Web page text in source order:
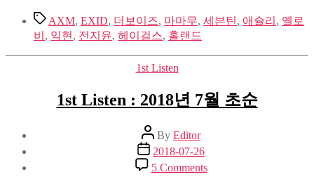
TagsAXM, EXID, 더보이즈, 마마무, 세븐틴, 애슐리 , 옐로
비 , 익현 , 전지윤, 헤이걸스, 홀랜드
Categories
1st Listen
1st Listen : 2018년 7월 초순
Post
author
By Editor
Post
date
2018-07-26
5 Commentson
1st